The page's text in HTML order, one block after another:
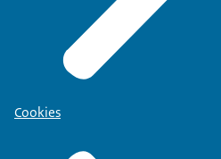
Cookies